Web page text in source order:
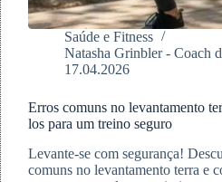
Saúde e Fitness
Natasha Grinbler - Coach
17.04.2026
Erros comuns no levantamento
los para um treino seguro
Levante-se com segurança!
comuns no levantamento terra e